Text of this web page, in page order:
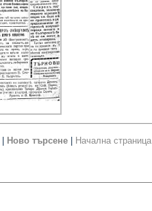
Ново търсене Начална страница